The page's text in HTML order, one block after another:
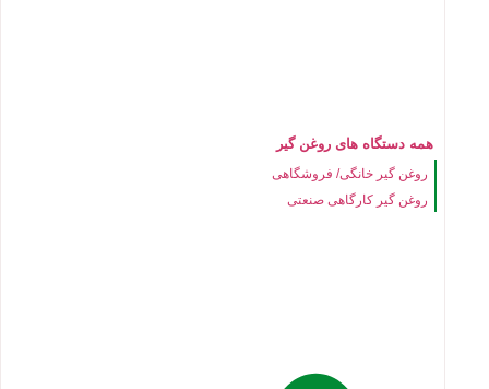
همه دستگاه های روغن گیر
روغن گیر خانگی/ فروشگاهی
روغن گیر کارگاهی صنعتی